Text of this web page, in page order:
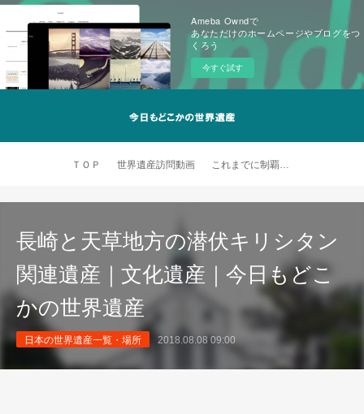
Ameba Owndで
あなただけのホームページやブログをつ
くろう
今すぐ試す
ＴＯＰ 世界遺産訪問動画 これまでに制覇した世界遺産
長崎と天草地方の潜伏キリシタン
関連遺産｜文化遺産｜今日もどこ
かの世界遺産
日本の世界遺産一覧・場所 2018.08.08 09:00